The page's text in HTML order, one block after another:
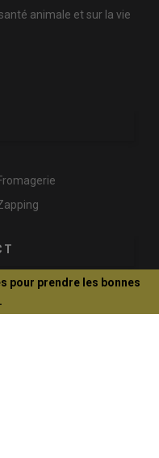
animale et sur la vie
pour prendre les bonnes